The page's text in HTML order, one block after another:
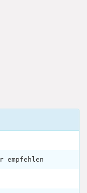
empfehlen